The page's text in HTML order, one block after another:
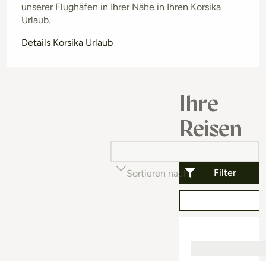
unserer Flughäfen in Ihrer Nähe in Ihren Korsika
Urlaub.
Details Korsika Urlaub
Ihre
Reisen
Filter
Sortieren nach Beliebtheit